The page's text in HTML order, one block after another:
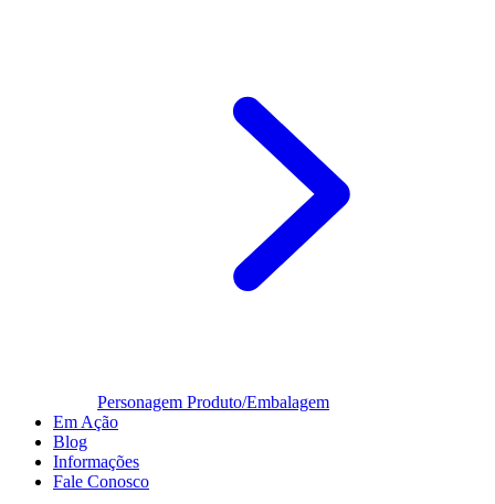
Personagem Produto/Embalagem
Em Ação
Blog
Informações
Fale Conosco